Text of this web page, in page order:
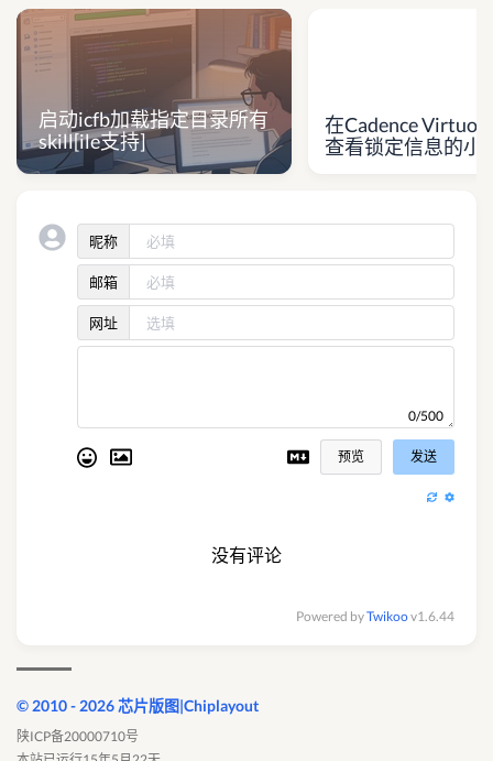
启动icfb加载指定目录所有
skill[ile支持]
在Cadence
查看锁定信息的小
昵称
邮箱
网址
0/500
预览 发送
没有评论
Powered byTwikoov1.6.44
© 2010 - 2026 芯片版图|Chiplayout
陕ICP备20000710号